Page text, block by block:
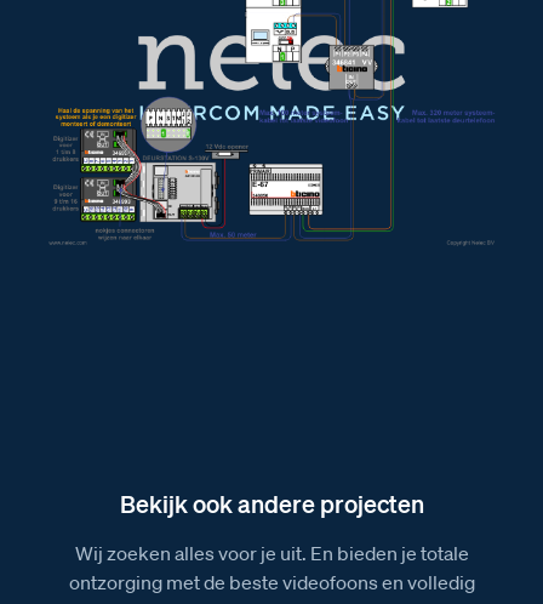
Afmetingen van de VV Videoverdeler
Afmetingen van de videofoon M-40 Bergen
Afmetingen van de videofoon M-43 Domburg
Afmetingen van de videofoon M-70 Bloemendaal
Afmetingen van de E-67 voeding
Afmetingen van de T-6 Rockanje
Bekijk ook andere projecten
Wij zoeken alles voor je uit. En bieden je totale
ontzorging met de beste videofoons en volledig